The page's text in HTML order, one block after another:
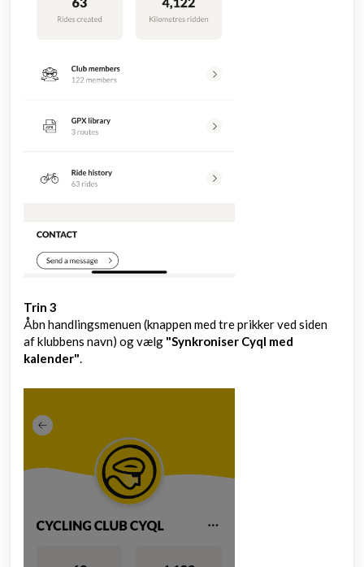
Trin 3
Åbn handlingsmenuen (knappen med tre prikker ved siden
af klubbens navn) og vælg "Synkroniser Cyql med
kalender".